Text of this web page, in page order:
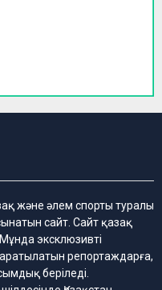
және әлем спорты туралы
сайт. Сайт қазақ
эксклюзивті
репортаждарға,
беріледі.